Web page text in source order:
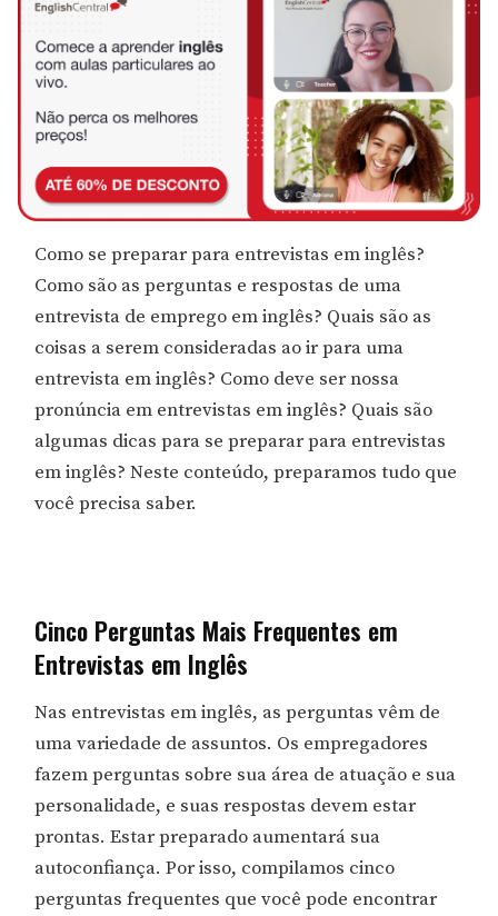
Como se preparar para entrevistas em inglês?
Como são as perguntas e respostas de uma
entrevista de emprego em inglês? Quais são as
coisas a serem consideradas ao ir para uma
entrevista em inglês? Como deve ser nossa
pronúncia em entrevistas em inglês? Quais são
algumas dicas para se preparar para entrevistas
em inglês? Neste conteúdo, preparamos tudo que
você precisa saber.
Cinco Perguntas Mais Frequentes em
Entrevistas em Inglês
Nas entrevistas em inglês, as perguntas vêm de
uma variedade de assuntos. Os empregadores
fazem perguntas sobre sua área de atuação e sua
personalidade, e suas respostas devem estar
prontas. Estar preparado aumentará sua
autoconfiança. Por isso, compilamos cinco
perguntas frequentes que você pode encontrar